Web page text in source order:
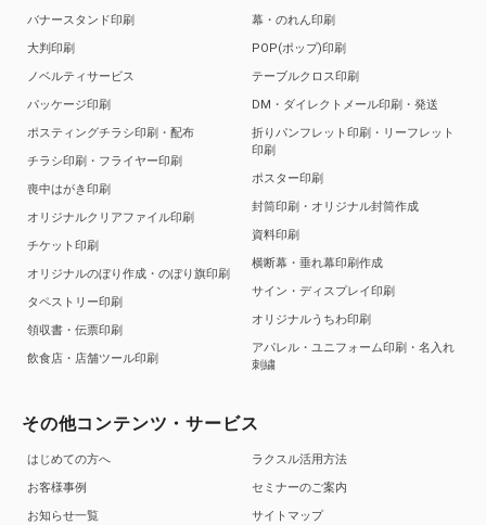
バナースタンド印刷
大判印刷
ノベルティサービス
パッケージ印刷
ポスティングチラシ印刷・配布
チラシ印刷・フライヤー印刷
喪中はがき印刷
オリジナルクリアファイル印刷
チケット印刷
オリジナルのぼり作成・のぼり旗印刷
タペストリー印刷
領収書・伝票印刷
飲食店・店舗ツール印刷
幕・のれん印刷
POP(ポップ)印刷
テーブルクロス印刷
DM・ダイレクトメール印刷・発送
折りパンフレット印刷・リーフレット
印刷
ポスター印刷
封筒印刷・オリジナル封筒作成
資料印刷
横断幕・垂れ幕印刷作成
サイン・ディスプレイ印刷
オリジナルうちわ印刷
アパレル・ユニフォーム印刷・名入れ
刺繍
その他コンテンツ・サービス
はじめての方へ
お客様事例
お知らせ一覧
ラクスル活用方法
セミナーのご案内
サイトマップ